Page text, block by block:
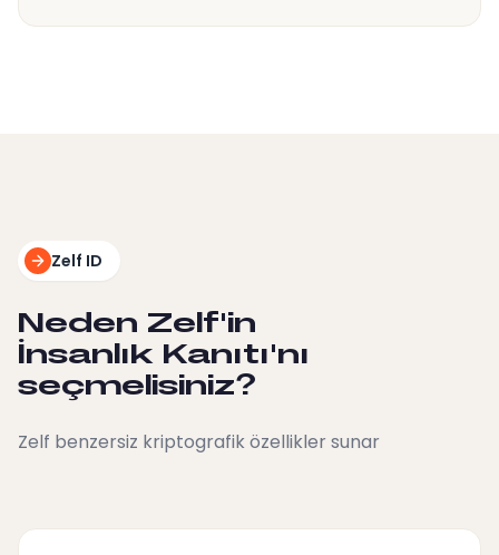
Zelf ID
Neden Zelf'in
İnsanlık Kanıtı'nı
seçmelisiniz?
Zelf benzersiz kriptografik özellikler sunar